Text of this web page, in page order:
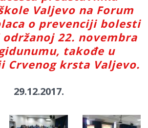
Valjevo na Forum
o prevenciji bolesti
22. novembra
takođe u
Crvenog krsta Valjevo.
29.12.2017.